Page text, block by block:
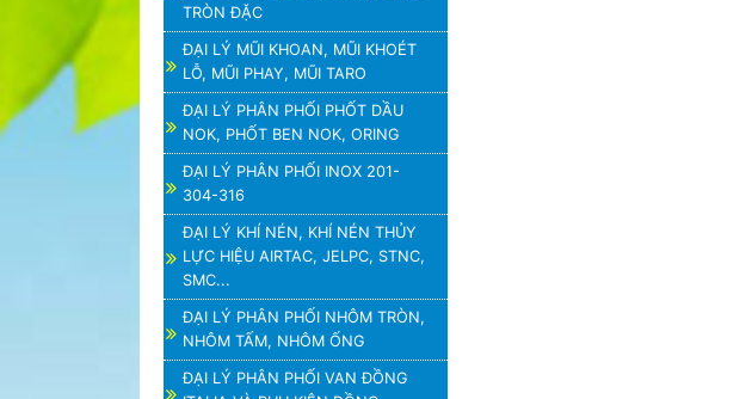
TRÒN ĐẶC
ĐẠI LÝ MŨI KHOAN, MŨI KHOÉT
LỖ, MŨI PHAY, MŨI TARO
ĐẠI LÝ PHÂN PHỐI PHỐT DẦU
NOK, PHỐT BEN NOK, ORING
ĐẠI LÝ PHÂN PHỐI INOX 201-
304-316
ĐẠI LÝ KHÍ NÉN, KHÍ NÉN THỦY
LỰC HIỆU AIRTAC, JELPC, STNC,
SMC...
ĐẠI LÝ PHÂN PHỐI NHÔM TRÒN,
NHÔM TẤM, NHÔM ỐNG
ĐẠI LÝ PHÂN PHỐI VAN ĐỒNG